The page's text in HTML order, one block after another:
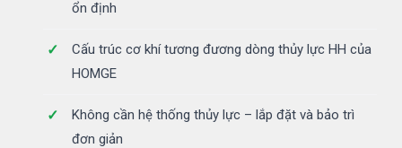
ổn định
Cấu trúc cơ khí tương đương dòng thủy lực HH của
HOMGE
Không cần hệ thống thủy lực – lắp đặt và bảo trì
đơn giản